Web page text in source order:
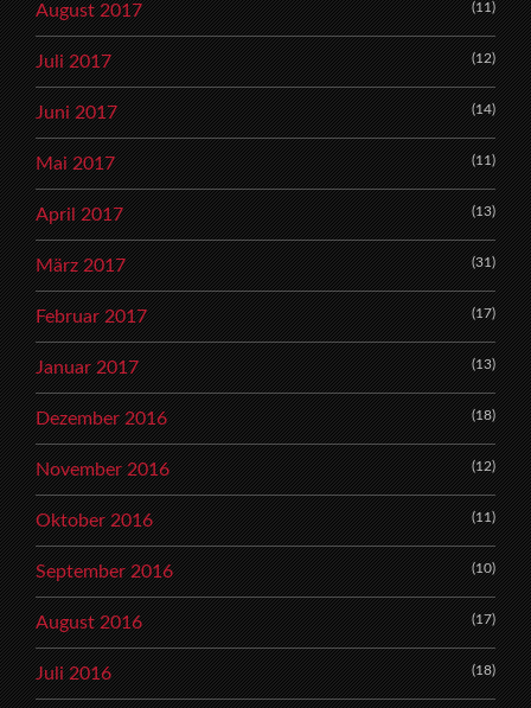
August 2017 (11)
Juli 2017 (12)
Juni 2017 (14)
Mai 2017 (11)
April 2017 (13)
März 2017 (31)
Februar 2017 (17)
Januar 2017 (13)
Dezember 2016 (18)
November 2016 (12)
Oktober 2016 (11)
September 2016 (10)
August 2016 (17)
Juli 2016 (18)